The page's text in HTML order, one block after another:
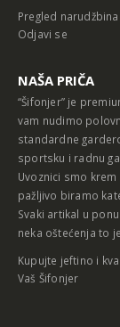
Pregled narudžbina
Odjavi se
NAŠA PRIČA
“Šifonjer” je
vam nudimo
standardne
sportsku i radnu
Uvoznici smo
pažljivo biramo
Svaki artikal u
neka oštećenja to
Kupujte jeftino i
Vaš Šifonjer